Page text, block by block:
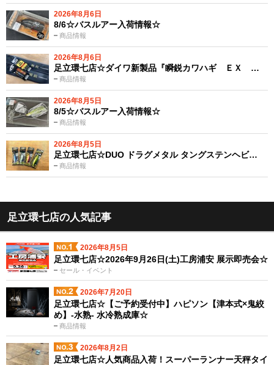
2026年8月6日
商品情報
8/6☆バスルアー入荷情報☆
2026年8月6日
商品情報
足立環七店☆ダイワ新製品『瞬鋭カワハギ ＥＸ …
2026年8月5日
商品情報
8/5☆バスルアー入荷情報☆
2026年8月5日
商品情報
足立環七店☆DUO ドラグメタル タングステンヘビ…
足立環七店の人気記事
2026年8月5日
セール・イベント
足立環七店☆2026年9月26日(土)工房浦安 展示即売会☆
2026年7月20日
商品情報
足立環七店☆【ご予約受付中】ハピソン【津本式×鬼絞
め】-水熟- 水冷熟成庫☆
2026年8月2日
足立環七店☆人気商品入荷！スーパーランナー天秤タイ